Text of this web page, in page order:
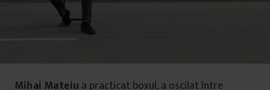
Mihai Mateiu a practicat boxul, a oscilat între